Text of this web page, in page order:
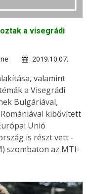
a visegrádi
2019.10.07.
valamint
a Visegrádi
Bulgáriával,
kibővített
Unió
is részt vett -
szombaton az MTI-